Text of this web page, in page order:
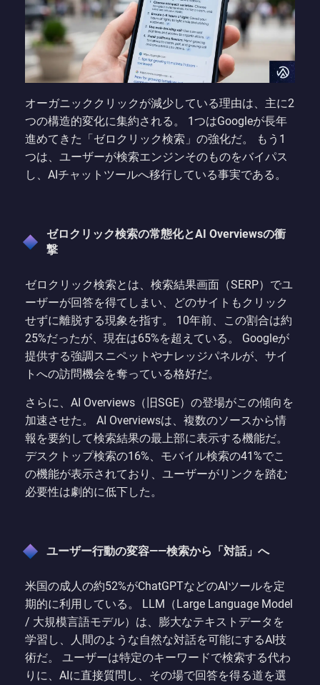
オーガニッククリックが減少している理由は、主に2
つの構造的変化に集約される。 1つはGoogleが長年
進めてきた「ゼロクリック検索」の強化だ。 もう1
つは、ユーザーが検索エンジンそのものをバイパス
し、AIチャットツールへ移行している事実である。
ゼロクリック検索の常態化とAI Overviewsの衝
撃
ゼロクリック検索とは、検索結果画面（SERP）でユ
ーザーが回答を得てしまい、どのサイトもクリック
せずに離脱する現象を指す。 10年前、この割合は約
25%だったが、現在は65%を超えている。 Googleが
提供する強調スニペットやナレッジパネルが、サイ
トへの訪問機会を奪っている格好だ。
さらに、AI Overviews（旧SGE）の登場がこの傾向を
加速させた。 AI Overviewsは、複数のソースから情
報を要約して検索結果の最上部に表示する機能だ。
デスクトップ検索の16%、モバイル検索の41%でこ
の機能が表示されており、ユーザーがリンクを踏む
必要性は劇的に低下した。
ユーザー行動の変容——検索から「対話」へ
米国の成人の約52%がChatGPTなどのAIツールを定
期的に利用している。 LLM（Large Language Model
/ 大規模言語モデル）は、膨大なテキストデータを
学習し、人間のような自然な対話を可能にするAI技
術だ。 ユーザーは特定のキーワードで検索する代わ
りに、AIに直接質問し、その場で回答を得る道を選